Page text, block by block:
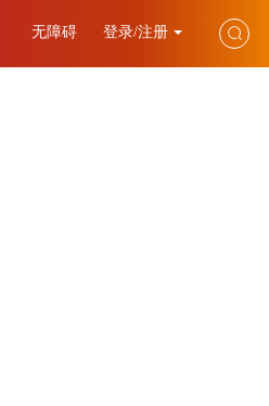
无障碍 登录/注册